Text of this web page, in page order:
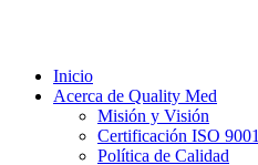
Inicio
Acerca de Quality Med
Misión y Visión
Certificación ISO 9001
Política de Calidad